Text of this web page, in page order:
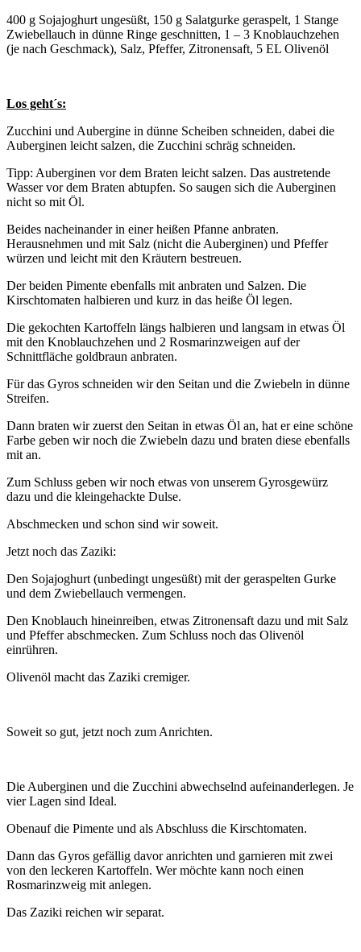
400 g Sojajoghurt ungesüßt, 150 g Salatgurke geraspelt, 1 Stange
Zwiebellauch in dünne Ringe geschnitten, 1 – 3 Knoblauchzehen
(je nach Geschmack), Salz, Pfeffer, Zitronensaft, 5 EL Olivenöl
Los geht´s:
Zucchini und Aubergine in dünne Scheiben schneiden, dabei die
Auberginen leicht salzen, die Zucchini schräg schneiden.
Tipp: Auberginen vor dem Braten leicht salzen. Das austretende
Wasser vor dem Braten abtupfen. So saugen sich die Auberginen
nicht so mit Öl.
Beides nacheinander in einer heißen Pfanne anbraten.
Herausnehmen und mit Salz (nicht die Auberginen) und Pfeffer
würzen und leicht mit den Kräutern bestreuen.
Der beiden Pimente ebenfalls mit anbraten und Salzen. Die
Kirschtomaten halbieren und kurz in das heiße Öl legen.
Die gekochten Kartoffeln längs halbieren und langsam in etwas Öl
mit den Knoblauchzehen und 2 Rosmarinzweigen auf der
Schnittfläche goldbraun anbraten.
Für das Gyros schneiden wir den Seitan und die Zwiebeln in dünne
Streifen.
Dann braten wir zuerst den Seitan in etwas Öl an, hat er eine schöne
Farbe geben wir noch die Zwiebeln dazu und braten diese ebenfalls
mit an.
Zum Schluss geben wir noch etwas von unserem Gyrosgewürz
dazu und die kleingehackte Dulse.
Abschmecken und schon sind wir soweit.
Jetzt noch das Zaziki:
Den Sojajoghurt (unbedingt ungesüßt) mit der geraspelten Gurke
und dem Zwiebellauch vermengen.
Den Knoblauch hineinreiben, etwas Zitronensaft dazu und mit Salz
und Pfeffer abschmecken. Zum Schluss noch das Olivenöl
einrühren.
Olivenöl macht das Zaziki cremiger.
Soweit so gut, jetzt noch zum Anrichten.
Die Auberginen und die Zucchini abwechselnd aufeinanderlegen. Je
vier Lagen sind Ideal.
Obenauf die Pimente und als Abschluss die Kirschtomaten.
Dann das Gyros gefällig davor anrichten und garnieren mit zwei
von den leckeren Kartoffeln. Wer möchte kann noch einen
Rosmarinzweig mit anlegen.
Das Zaziki reichen wir separat.